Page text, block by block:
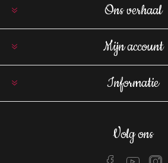
Ons verhaal
Mijn account
Informatie
Volg ons